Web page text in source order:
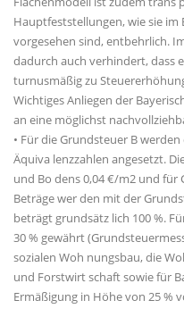
Hauptfeststellungen, wie sie im
vorgesehen sind, entbehrlich.
dadurch auch verhindert, dass
turnusmäßig zu
Wichtiges Anliegen der
an eine möglichst
• Für die Grundsteuer B
Äquiva lenzzahlen angesetzt.
und Bo dens 0,04 €/m2 und für
Beträge wer den mit der
beträgt grundsätz lich 100 %.
30 % gewährt
sozialen Woh nungsbau, die
und Forstwirt schaft sowie für
Ermäßigung in Höhe von 25 %